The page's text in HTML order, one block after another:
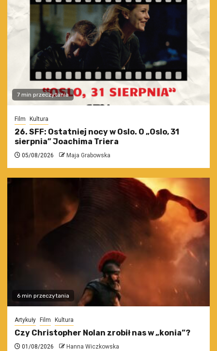
7 min przeczytania
Film Kultura
26. SFF: Ostatniej nocy w Oslo. O „Oslo, 31
sierpnia” Joachima Triera
05/08/2026 Maja Grabowska
6 min przeczytania
Artykuły Film Kultura
Czy Christopher Nolan zrobił nas w „konia”?
01/08/2026 Hanna Wiczkowska